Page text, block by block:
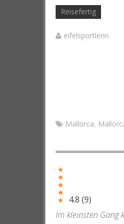
Reisefertig
eifelsportlerin
Mallorca
4.8 (9)
Im kleinsten Gang